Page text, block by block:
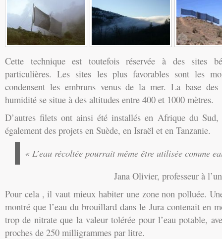
Cette technique est toutefois réservée à des sites
particulières. Les sites les plus favorables sont les
condensent les embruns venus de la mer. La base des
humidité se situe à des altitudes entre 400 et 1000 mètres.
D’autres filets ont ainsi été installés en Afrique du
également des projets en Suède, en Israël et en Tanzanie.
« L’eau récoltée pourrait même être utilisée comme
Jana Olivier, professeur à
Pour cela , il vaut mieux habiter une zone non polluée.
montré que l’eau du brouillard dans le Jura contenait en
trop de nitrate que la valeur tolérée pour l’eau potable,
proches de 250 milligrammes par litre.